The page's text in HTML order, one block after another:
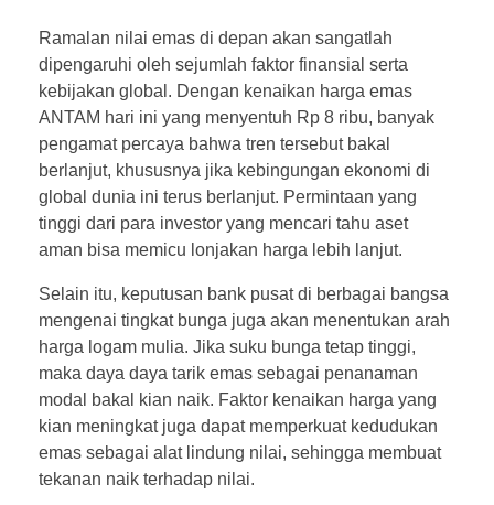
Ramalan nilai emas di depan akan sangatlah
dipengaruhi oleh sejumlah faktor finansial serta
kebijakan global. Dengan kenaikan harga emas
ANTAM hari ini yang menyentuh Rp 8 ribu, banyak
pengamat percaya bahwa tren tersebut bakal
berlanjut, khususnya jika kebingungan ekonomi di
global dunia ini terus berlanjut. Permintaan yang
tinggi dari para investor yang mencari tahu aset
aman bisa memicu lonjakan harga lebih lanjut.
Selain itu, keputusan bank pusat di berbagai bangsa
mengenai tingkat bunga juga akan menentukan arah
harga logam mulia. Jika suku bunga tetap tinggi,
maka daya daya tarik emas sebagai penanaman
modal bakal kian naik. Faktor kenaikan harga yang
kian meningkat juga dapat memperkuat kedudukan
emas sebagai alat lindung nilai, sehingga membuat
tekanan naik terhadap nilai.